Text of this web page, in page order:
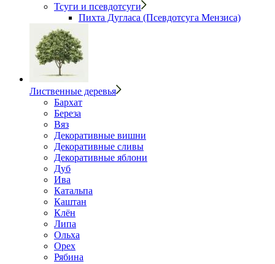
Тсуги и псевдотсуги
Пихта Дугласа (Псевдотсуга Мензиса)
Лиственные деревья
Бархат
Береза
Вяз
Декоративные вишни
Декоративные сливы
Декоративные яблони
Дуб
Ива
Катальпа
Каштан
Клён
Липа
Ольха
Орех
Рябина